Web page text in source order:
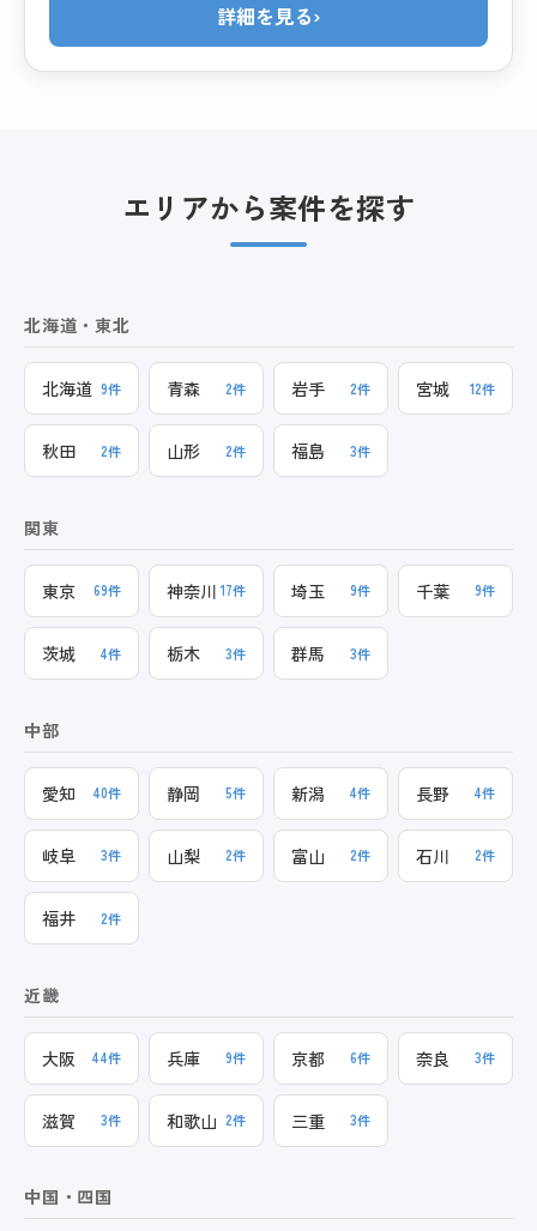
詳細を見る›
エリアから案件を探す
北海道・東北
北海道 9件 青森 2件 岩手 2件 宮城 12件
秋田 2件 山形 2件 福島 3件
関東
東京 69件 神奈川 17件 埼玉 9件 千葉 9件
茨城 4件 栃木 3件 群馬 3件
中部
愛知 40件 静岡 5件 新潟 4件 長野 4件
岐阜 3件 山梨 2件 富山 2件 石川 2件
福井 2件
近畿
大阪 44件 兵庫 9件 京都 6件 奈良 3件
滋賀 3件 和歌山 2件 三重 3件
中国・四国